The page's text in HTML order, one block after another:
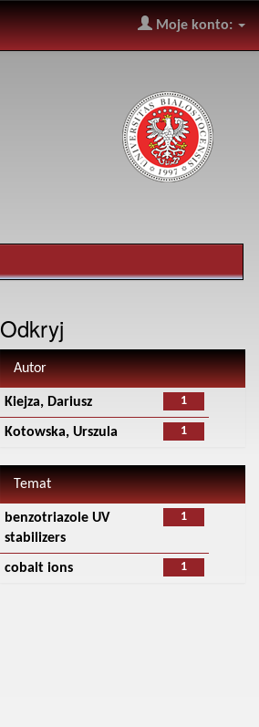
Moje konto:
Odkryj
Autor
1
Kiejza, Dariusz
1
Kotowska, Urszula
Temat
1
benzotriazole UV
stabilizers
1
cobalt ions